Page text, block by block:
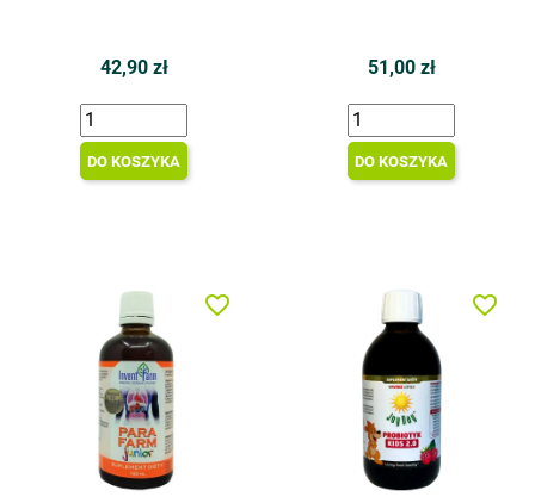
42,90 zł
DO KOSZYKA
51,00 zł
DO KOSZYKA
favorite_border favorite_border